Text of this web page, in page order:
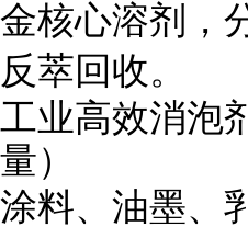
金核心溶剂，
反萃回收。
工业高效消泡
量）
涂料、油墨、